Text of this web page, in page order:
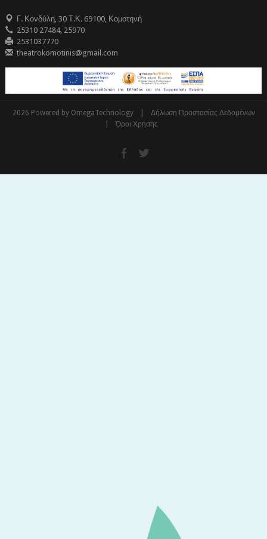
Γ. Κονδύλη, 30 Τ.Κ. 69100, Κομοτηνή
25310 27484, 25970
2531037770
theatrokomotinis@gmail.com
2026 Powered by OmegaTechnology Δήλωση Προστασίας Δεδομένων
Όροι Χρήσης